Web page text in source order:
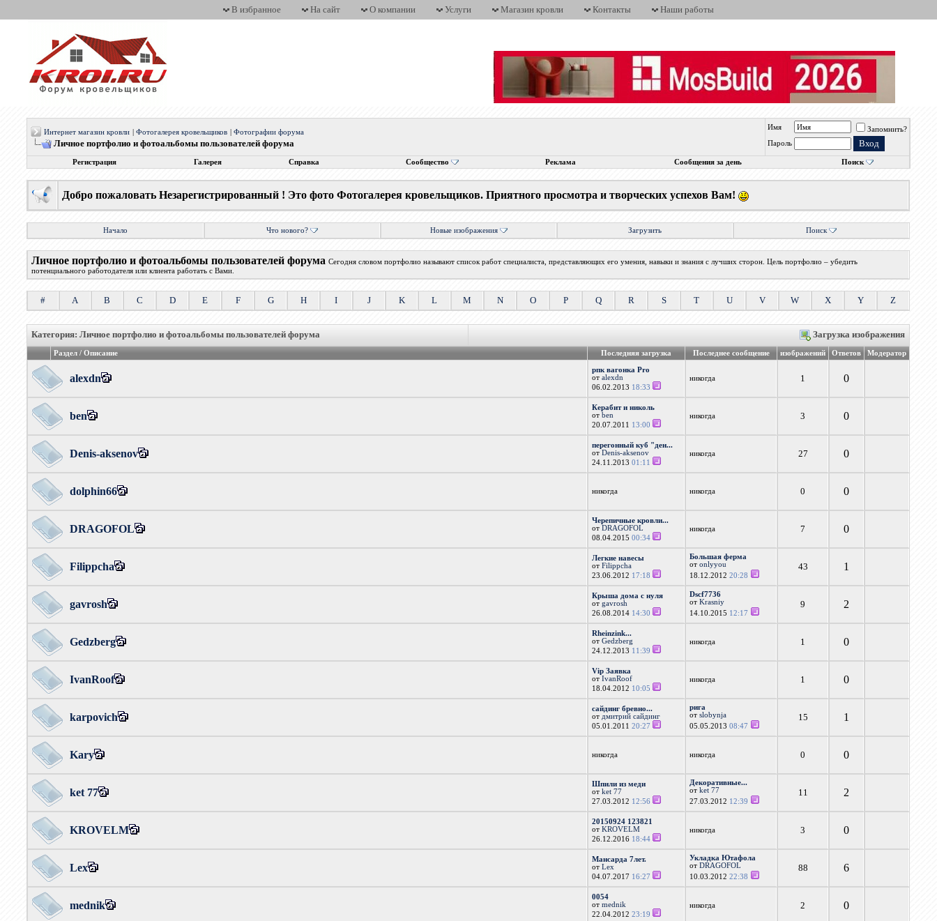
В избранное На сайт О компании Услуги Магазин кровли Контакты Наши работы
Интернет магазин кровли |Фотогалерея кровельщиков |Фотографии форума
Личное портфолио и фотоальбомы пользователей форума
Имя
Запомнить?
Пароль
Регистрация Галерея Справка Сообщество Реклама Сообщения за день Поиск
Добро пожаловать Незарегистрированный ! Это фото Фотогалерея кровельщиков. Приятного просмотра и творческих успехов Вам!
Начало Что нового? Новые изображения Загрузить Поиск
Личное портфолио и фотоальбомы пользователей форума Сегодня словом портфолио называют список работ специалиста, представляющих его умения, навыки и знания с лучших сторон. Цель портфолио – убедить
потенциального работодателя или клиента работать с Вами.
# A B C D E F G H I J K L M N O P Q R S T U V W X Y Z
Категория: Личное портфолио и фотоальбомы пользователей форума Загрузка изображения
Раздел / Описание Последняя загрузка Последнее сообщение изображений Ответов Модератор
alexdn
рпк вагонка Pro
отalexdn
06.02.2013 18:33
никогда 1 0
ben
Керабит и николь
отben
20.07.2011 13:00
никогда 3 0
Denis-aksenov
перегонный куб "ден...
отDenis-aksenov
24.11.201301:11
никогда 27 0
dolphin66 никогда никогда 0 0
DRAGOFOL
Черепичные кровли...
отDRAGOFOL
08.04.201500:34
никогда 7 0
Filippcha
Легкие навесы
отFilippcha
23.06.2012 17:18
Большая ферма
отonlyyou
18.12.201220:28
43 1
gavrosh
Крыша дома с нуля
отgavrosh
26.08.2014 14:30
Dscf7736
отKrasniy
14.10.2015 12:17
9 2
Gedzberg
Rheinzink...
отGedzberg
24.12.2013 11:39
никогда 1 0
IvanRoof
Vip Заявка
отIvanRoof
18.04.2012 10:05
никогда 1 0
karpovich
сайдинг бревно...
от дмитрий сайдинг
05.01.201120:27
рига
отslobynja
05.05.201308:47
15 1
Kary никогда никогда 0 0
ket 77
Шпили из меди
отket 77
27.03.2012 12:56
Декоративные...
отket 77
27.03.2012 12:39
11 2
KROVELM
20150924 123821
отKROVELM
26.12.2016 18:44
никогда 3 0
Lex
Мансарда 7лет.
отLex
04.07.2017 16:27
Укладка Ютафола
отDRAGOFOL
10.03.201222:38
88 6
mednik
0054
отmednik
22.04.201223:19
никогда 2 0